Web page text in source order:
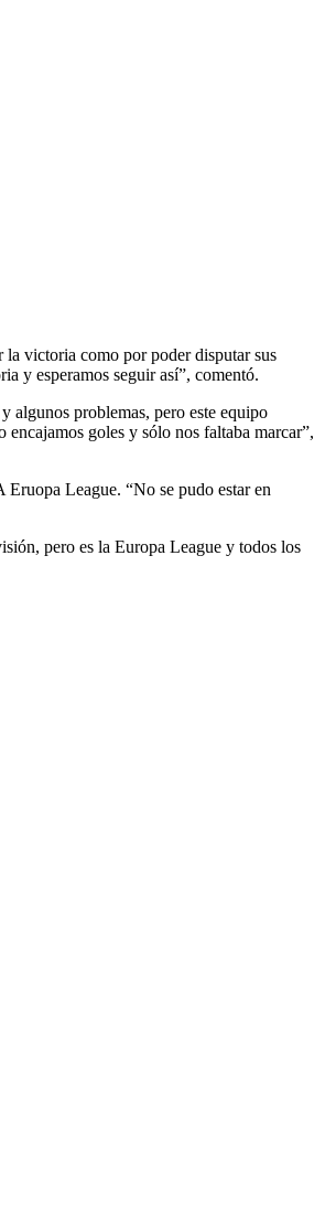
la victoria como por poder disputar sus
y esperamos seguir así”, comentó.
algunos problemas, pero este equipo
goles y sólo nos faltaba marcar”,
League. “No se pudo estar en
pero es la Europa League y todos los